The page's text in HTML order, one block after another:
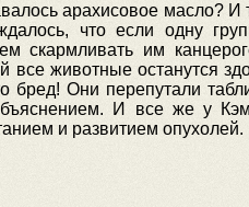
арахисовое масло? И
что если одну
скармливать им
все животные останутся
бред! Они перепутали
И все же у
и развитием опухолей.